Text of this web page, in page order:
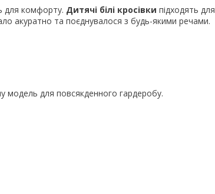
для комфорту. Дитячі білі кросівки підходять для
акуратно та поєднувалося з будь-якими речами.
модель для повсякденного гардеробу.